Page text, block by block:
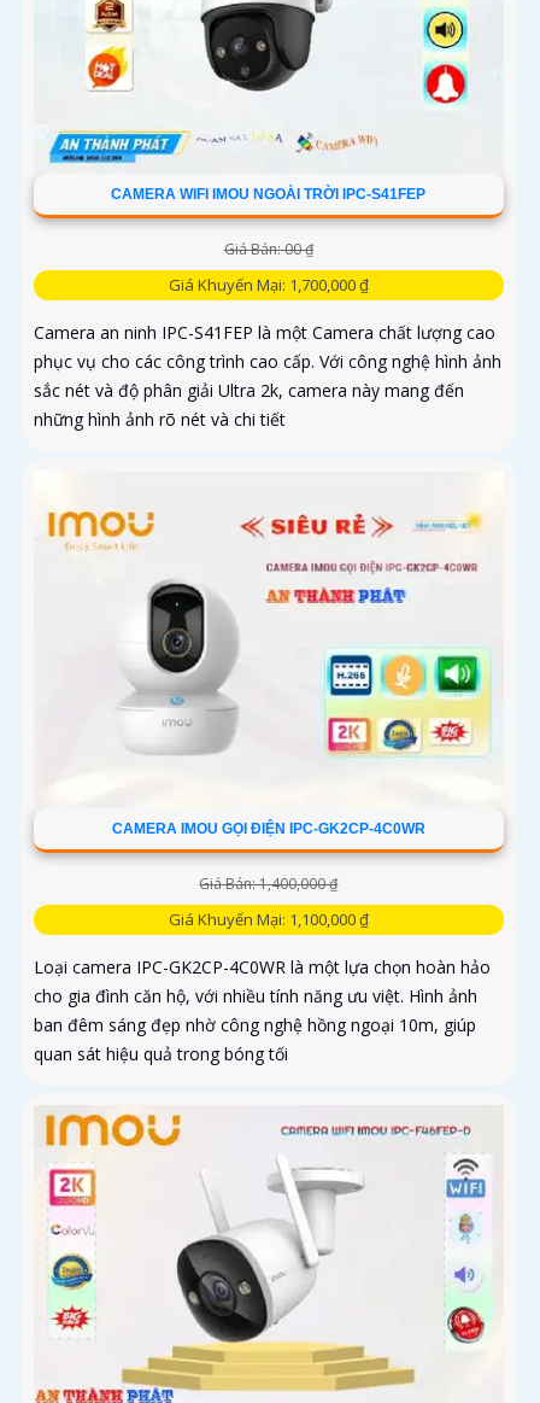
CAMERA WIFI IMOU NGOÀI TRỜI IPC-S41FEP
Giá Bán: 00 ₫
Giá Khuyến Mại: 1,700,000 ₫
Camera an ninh IPC-S41FEP là một Camera chất lượng cao
phục vụ cho các công trình cao cấp. Với công nghệ hình ảnh
sắc nét và độ phân giải Ultra 2k, camera này mang đến
những hình ảnh rõ nét và chi tiết
CAMERA IMOU GỌI ĐIỆN IPC-GK2CP-4C0WR
Giá Bán: 1,400,000 ₫
Giá Khuyến Mại: 1,100,000 ₫
Loại camera IPC-GK2CP-4C0WR là một lựa chọn hoàn hảo
cho gia đình căn hộ, với nhiều tính năng ưu việt. Hình ảnh
ban đêm sáng đẹp nhờ công nghệ hồng ngoại 10m, giúp
quan sát hiệu quả trong bóng tối